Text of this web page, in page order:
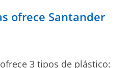
ofrece Santander
3 tipos de plástico: